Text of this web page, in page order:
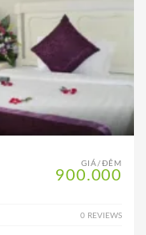
GIÁ/ĐÊM
900.000
0 REVIEWS